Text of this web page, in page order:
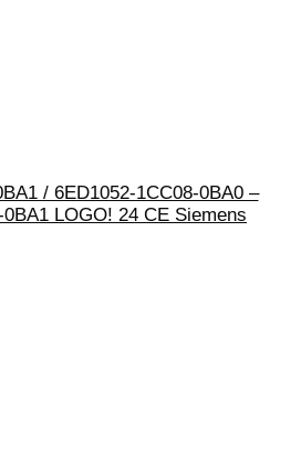
/ 6ED1052-1CC08-0BA0 –
LOGO! 24 CE Siemens